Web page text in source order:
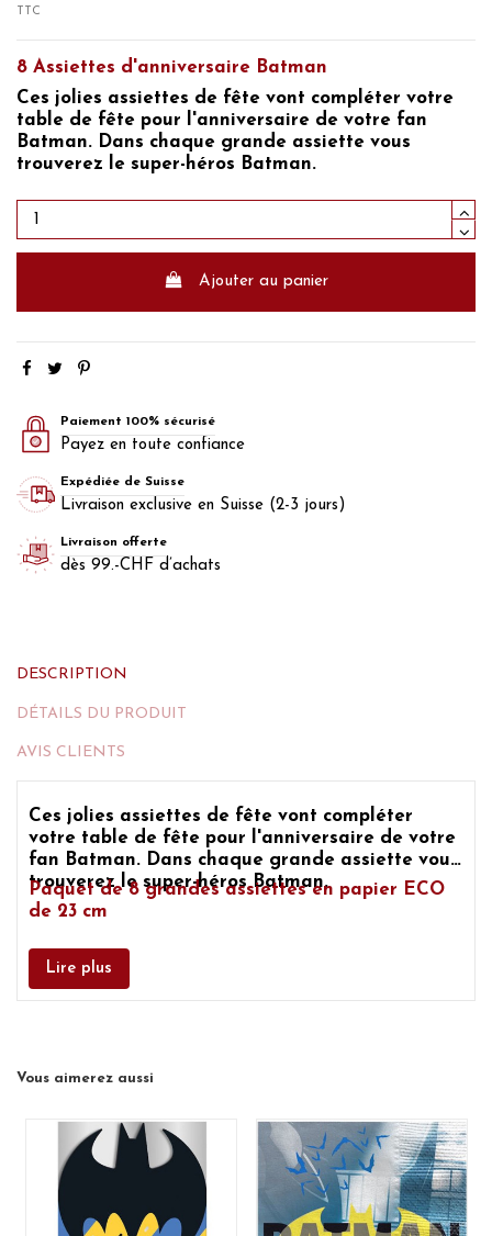
TTC
8 Assiettes d'anniversaire Batman
Ces jolies assiettes de fête vont compléter votre
table de fête pour l'anniversaire de votre fan
Batman. Dans chaque grande assiette vous
trouverez le super-héros Batman.
Ajouter au panier
Paiement 100% sécurisé
Payez en toute confiance
Expédiée de Suisse
Livraison exclusive en Suisse (2-3 jours)
Livraison offerte
dès 99.-CHF d’achats
DESCRIPTION
DÉTAILS DU PRODUIT
AVIS CLIENTS
Ces jolies assiettes de fête vont compléter
votre table de fête pour l'anniversaire de votre
fan Batman. Dans chaque grande assiette vous
trouverez le super-héros Batman.
Paquet de 8 grandes assiettes en papier ECO
de 23 cm
Lire plus
Vous aimerez aussi